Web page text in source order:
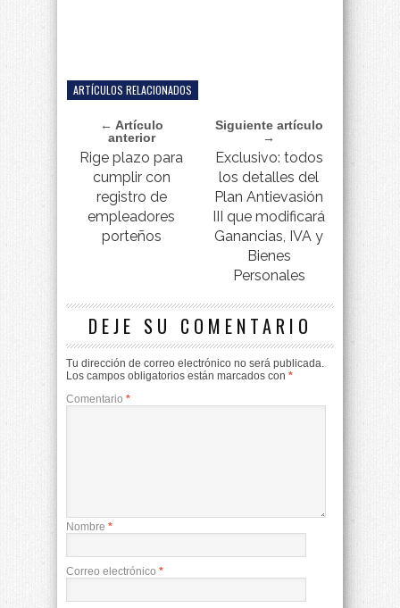
ARTÍCULOS RELACIONADOS
← Artículo
anterior
Rige plazo para
cumplir con
registro de
empleadores
porteños
Siguiente artículo
→
Exclusivo: todos
los detalles del
Plan Antievasión
III que modificará
Ganancias, IVA y
Bienes
Personales
DEJE SU COMENTARIO
Tu dirección de correo electrónico no será publicada.
Los campos obligatorios están marcados con *
Comentario *
Nombre *
Correo electrónico *